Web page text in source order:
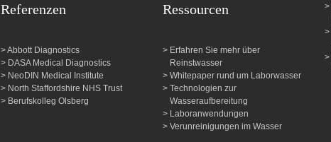
Referenzen
Abbott Diagnostics
DASA Medical Diagnostics
NeoDIN Medical Institute
North Staffordshire NHS Trust
Berufskolleg Olsberg
Ressourcen
Erfahren Sie mehr über
Reinstwasser
Whitepaper rund um Laborwasser
Technologien zur
Wasseraufbereitung
Laboranwendungen
Verunreinigungen im Wasser